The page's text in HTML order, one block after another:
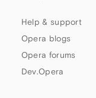
Help & support
Opera blogs
Opera forums
Dev.Opera